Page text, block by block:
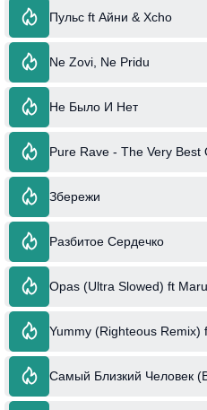
Пульс ft Айни & Xcho
Ne Zovi, Ne Pridu
Не Было И Нет
Pure Rave - The Very
Збережи
Разбитое Сердечко
Opas (Ultra Slowed) ft
Yummy (Righteous Remix)
Самый Близкий Человек